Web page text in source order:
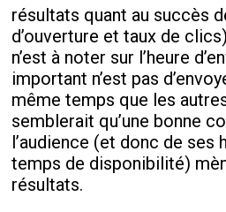
résultats quant au succès
d’ouverture et taux de
n’est à noter sur l’heure
important n’est pas
même temps que les
semblerait qu’une bonne
l’audience (et donc de ses
temps de disponibilité)
résultats.